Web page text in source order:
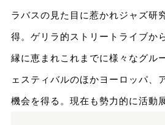
ラバスの見た目に惹かれジャズ研
得。ゲリラ的ストリートライブか
縁に恵まれこれまでに様々なグル
ェスティバルのほかヨーロッパ、
機会を得る。現在も勢力的に活動